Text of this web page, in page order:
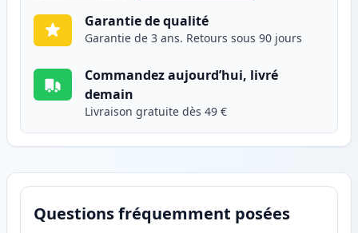
Garantie de qualité
Garantie de 3 ans. Retours sous 90 jours
Commandez aujourd’hui, livré
demain
Livraison gratuite dès 49 €
Questions fréquemment posées